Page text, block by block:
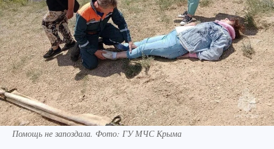
Помощь не запоздала. Фото: ГУ МЧС Крыма